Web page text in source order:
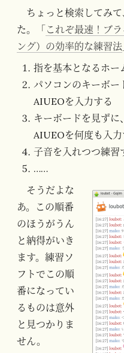
ちょっと検索してみ
た。「これぞ最速！ブ
ング）の効率的な練習法
指を基本となるホー
パソコンのキーボー
AIUEOを入力する
キーボードを見ずに
AIUEOを何度も入力
子音を入れつつ練習
……
そうだよな
あ。この順番
のほうがうん
と納得がいき
ます。練習ソ
フトでこの順
番になってい
るものは意外
と見つかりま
せん。